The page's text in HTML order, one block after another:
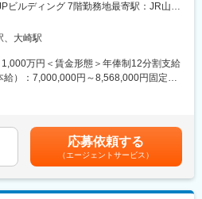
クター～コンサルタント）のご説明
を活かし、事業会社側で構想から実行ま
新しいコンサルティングモデルの創出に
任せ致します。※勤務地はアメリカ・日
関連(越境EC)の新規事業の構築をお任
ナー等と連携しながら越境ECの売り上げ
検討頂き、実行までをお任せします。
ト事業）について：
ビルディング 7階勤務地最寄駅：JR山手
策：屋内全面禁煙変更の範囲：会社の定
ク含む）
、大崎駅
万円＜賃金形態＞年俸制12分割支給
給）：7,000,000円～8,568,000円固定残
記年収は、決算賞与を含まない金額で
の年収を考慮して決定します。■昇給：年
賞与（通期に1回業績に応じて支給※5期
あくまでも目安の金額であり、選考を
ります。月給(月額)は固定手当を含めた
応募依頼する
（エージェントサービス）